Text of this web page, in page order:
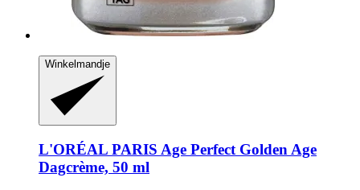
Winkelmandje
L'ORÉAL PARIS Age Perfect Golden Age
Dagcrème, 50 ml